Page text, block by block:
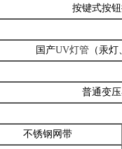
按键式按
国产UV灯管 （汞
普通变
不锈钢网带